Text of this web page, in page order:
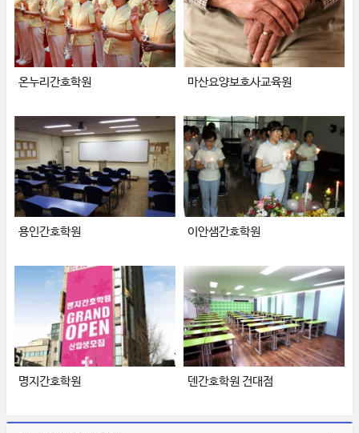
온누리간호학원 마산요양보호사교육원
용인간호학원 이안샘간호학원
명지간호학원 덴간호학원 건대점